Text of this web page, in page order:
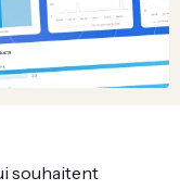
souhaitent